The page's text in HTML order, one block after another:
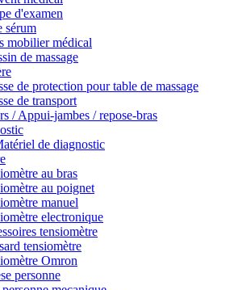
d'examen
sérum
mobilier médical
de massage
de protection pour table de massage
de transport
/ Appui-jambes / repose-bras
de diagnostic
au bras
au poignet
manuel
electronique
tensiomètre
tensiomètre
Omron
personne